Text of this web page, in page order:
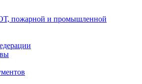
ОТ, пожарной и промышленной